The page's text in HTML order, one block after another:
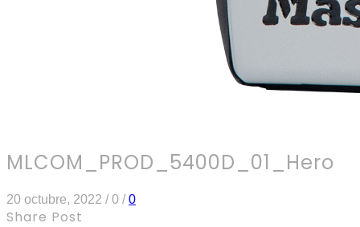
MLCOM_PROD_5400D_01_Hero
20 octubre, 2022 / 0 / 0
Share Post